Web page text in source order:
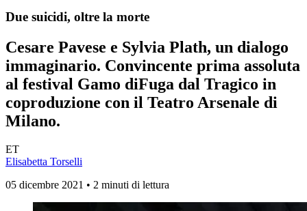
Due suicidi, oltre la morte
Cesare Pavese e Sylvia Plath, un dialogo
immaginario. Convincente prima assoluta
al festival Gamo diFuga dal Tragico in
coproduzione con il Teatro Arsenale di
Milano.
ET
Elisabetta Torselli
05 dicembre 2021 • 2 minuti di lettura